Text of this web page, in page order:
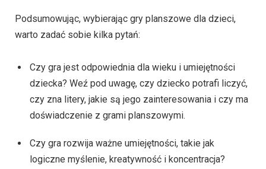
Podsumowując, wybierając gry planszowe dla dzieci,
warto zadać sobie kilka pytań:
Czy gra jest odpowiednia dla wieku i umiejętności
dziecka? Weź pod uwagę, czy dziecko potrafi liczyć,
czy zna litery, jakie są jego zainteresowania i czy ma
doświadczenie z grami planszowymi.
Czy gra rozwija ważne umiejętności, takie jak
logiczne myślenie, kreatywność i koncentracja?